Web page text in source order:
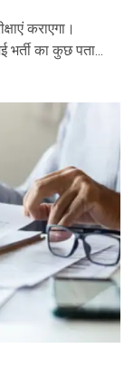
कराएगा।
भर्ती का कुछ पता...